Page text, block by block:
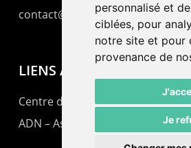
personnalisé et
ciblées, pour
notre site et pour
provenance de
Je
contact@lepommier.ch
LIENS AMIS
Centre de culture ABC
ADN – Association Danse